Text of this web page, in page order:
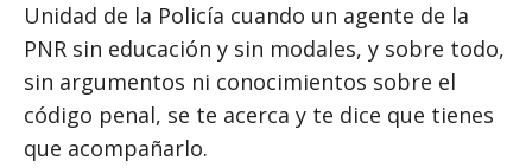
Unidad de la Policía cuando un agente de la
PNR sin educación y sin modales, y sobre todo,
sin argumentos ni conocimientos sobre el
código penal, se te acerca y te dice que tienes
que acompañarlo.